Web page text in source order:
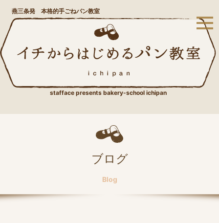
燕三条発 本格的手ごねパン教室
stafface presents bakery-school ichipan
ブログ
Blog